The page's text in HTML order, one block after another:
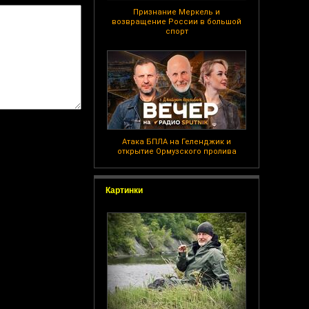
Признание Меркель и
возвращение России в большой
спорт
Атака БПЛА на Геленджик и
открытие Ормузского пролива
Картинки